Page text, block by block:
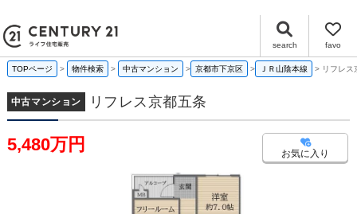
search favo
TOPページ 物件検索 中古マンション 京都市下京区 ＪＲ山陰本線 リフレス
中古マンション リフレス京都五条
5,480万円 お気に入り